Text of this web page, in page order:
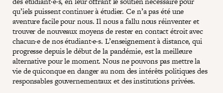
qu’iels puissent continuer à étudier. Ce n’a pas été une
aventure facile pour nous. Il nous a fallu nous réinventer et
trouver de nouveaux moyens de rester en contact étroit avec
chacun·e de nos étudiant·e·s. L’enseignement à distance, qui
progresse depuis le début de la pandémie, est la meilleure
alternative pour le moment. Nous ne pouvons pas mettre la
vie de quiconque en danger au nom des intérêts politiques des
responsables gouvernementaux et des institutions privées.